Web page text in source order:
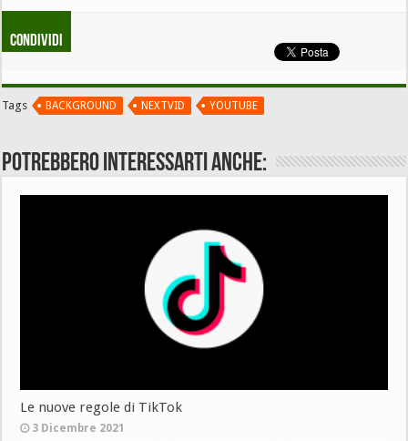
Condividi
Tags BACKGROUND NEXTVID YOUTUBE
Potrebbero interessarti anche:
Le nuove regole di TikTok
3 Dicembre 2021